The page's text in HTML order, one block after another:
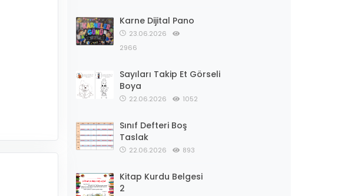
Karne Dijital Pano
23.06.2026
2966
Sayıları Takip Et Görseli
Boya
22.06.2026 1052
Sınıf Defteri Boş
Taslak
22.06.2026 893
Kitap Kurdu Belgesi
2